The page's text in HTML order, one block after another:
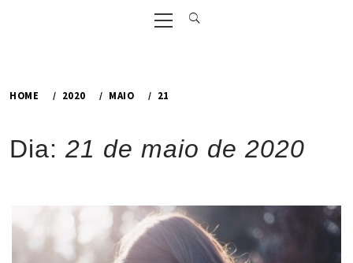
Primary
Menu
HOME 2020 MAIO 21
Dia: 21 de maio de 2020